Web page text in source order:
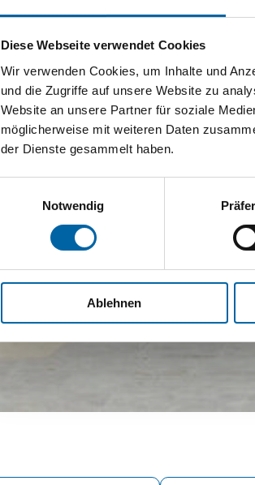
Diese Webseite verwendet Cookies
Wir verwenden Cookies, um Inhalte und
und die Zugriffe auf unsere Website zu
Website an unsere Partner für soziale
möglicherweise mit weiteren Daten
der Dienste gesammelt haben.
Notwendig
Ablehnen